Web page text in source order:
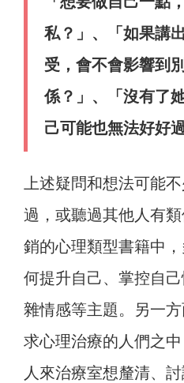
私？」、「如果講
受，會不會影響到
係？」、「沒有了
己可能也無法好好過
上述疑問和想法可能
過，或聽過其他人有
銷的心理類型書籍中
何提升自己、掌控自
雜情感等主題。另一
求心理治療的人們之
人來治療室想釐清、